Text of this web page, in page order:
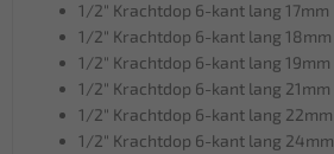
1/2" Krachtdop 6-kant lang 17mm
1/2" Krachtdop 6-kant lang 18mm
1/2" Krachtdop 6-kant lang 19mm
1/2" Krachtdop 6-kant lang 21mm
1/2" Krachtdop 6-kant lang 22mm
1/2" Krachtdop 6-kant lang 24mm